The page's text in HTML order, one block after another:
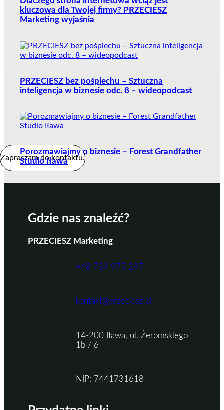
kluczowa dla Twojej firmy? PRZECIESZ
Marketing wyjaśnia
PRZECIESZ bez pośpiechu – Sztuczna
inteligencja w biznesie odc. 8 – wideopodcast
Porozmawiajmy o biznesie – Forest Grandfather
Studio Iława
Gdzie nas znaleźć?
PRZECIESZ Marketing
+48 739 975 297
kontakt@przeciesz.pl
14-200 Iława, ul. Żeromskiego
1b / 6
NIP: 7441731618
Zapraszam do kontaktu.